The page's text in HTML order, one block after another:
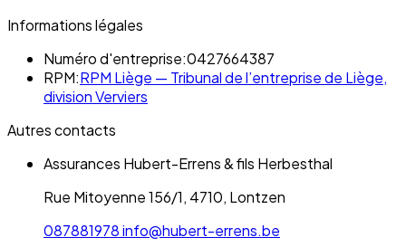
Informations légales
Numéro d'entreprise:0427664387
RPM:RPM Liège — Tribunal de l’entreprise de Liège,
division Verviers
Autres contacts
Assurances Hubert-Errens & fils Herbesthal
Rue Mitoyenne 156/1, 4710, Lontzen
087881978info@hubert-errens.be